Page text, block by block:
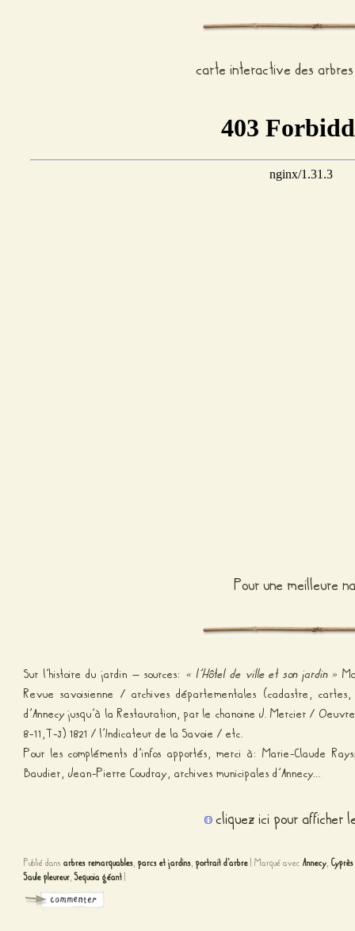
carte interactive des
Pour une meilleure
Sur l’histoire du jardin – sources: « l’Hôtel de ville et son jardin »
Revue savoisienne / archives départementales (cadastre,
d’Annecy jusqu’à la Restauration, par le chanoine J. Mercier /
8-11,T-3) 1821 / l’Indicateur de la Savoie / etc.
Pour les compléments d’infos apportés, merci à: Marie-Claude
Baudier, Jean-Pierre Coudray, archives municipales d’Annecy…
cliquez ici pour afficher
Publié dans arbres remarquables, parcs et jardins, portrait d'arbre Marqué avec Annecy,
Saule pleureur,Sequoia géant